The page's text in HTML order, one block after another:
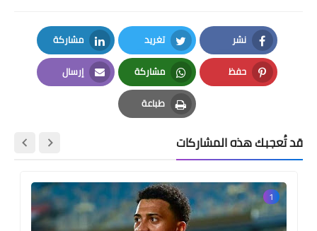
نشر
Facebook
تغريد
Twitter
مشاركة
LinkedIn
حفظ
Pinterest
مشاركة
Whatsapp
إرسال
Email
طباعة
Print
قد تُعجبك هذه المشاركات
1